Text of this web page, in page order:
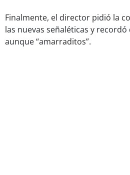
Finalmente, el director pidió la
las nuevas señaléticas y
aunque “amarraditos”.